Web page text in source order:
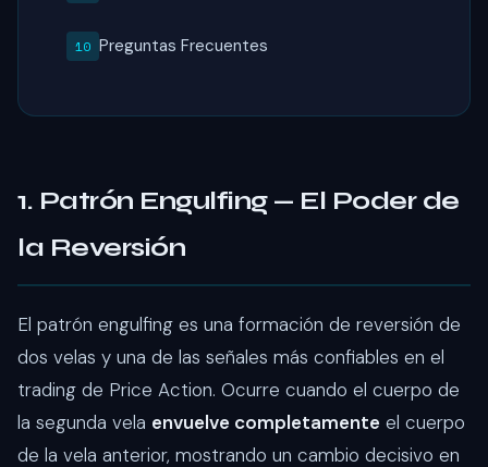
Preguntas Frecuentes
1. Patrón Engulfing — El Poder de
la Reversión
El patrón engulfing es una formación de reversión de
dos velas y una de las señales más confiables en el
trading de Price Action. Ocurre cuando el cuerpo de
la segunda vela envuelve completamente el cuerpo
de la vela anterior, mostrando un cambio decisivo en